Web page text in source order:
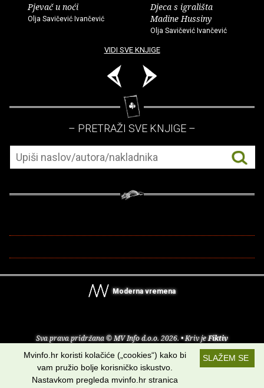
Pjevač u noći
Olja Savičević Ivančević
Djeca s igrališta
Madine Hussiny
Olja Savičević Ivančević
VIDI SVE KNJIGE
– PRETRAŽI SVE KNJIGE –
Moderna vremena
Sva prava pridržana © MV Info d.o.o. 2026. • Kriv jeFiktiv
Uvjeti korištenja RSS kanali
Potraži nas na:
SLAŽEM SE
Mvinfo.hr koristi kolačiće („cookies“) kako bi
vam pružio bolje korisničko iskustvo.
Nastavkom pregleda mvinfo.hr stranica